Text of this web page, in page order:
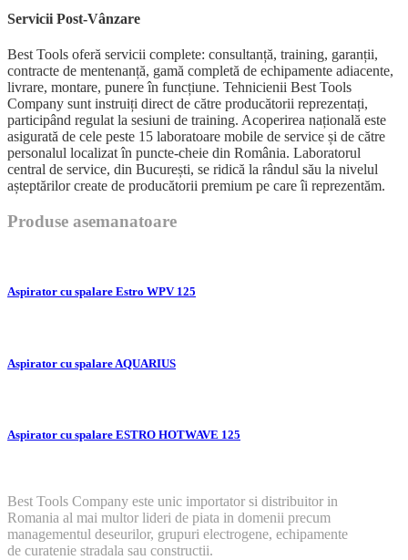
Servicii Post-Vânzare
Best Tools oferă servicii complete: consultanță, training, garanții,
contracte de mentenanță, gamă completă de echipamente adiacente,
livrare, montare, punere în funcțiune. Tehnicienii Best Tools
Company sunt instruiți direct de către producătorii reprezentați,
participând regulat la sesiuni de training. Acoperirea națională este
asigurată de cele peste 15 laboratoare mobile de service și de către
personalul localizat în puncte-cheie din România. Laboratorul
central de service, din București, se ridică la rândul său la nivelul
așteptărilor create de producătorii premium pe care îi reprezentăm.
Produse asemanatoare
Aspirator cu spalare Estro WPV 125
Aspirator cu spalare AQUARIUS
Aspirator cu spalare ESTRO HOTWAVE 125
Best Tools Company este unic importator si distribuitor in
Romania al mai multor lideri de piata in domenii precum
managementul deseurilor, grupuri electrogene, echipamente
de curatenie stradala sau constructii.